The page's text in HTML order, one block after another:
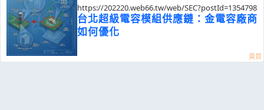
https://202220.web66.tw/web/SEC?postId=1354798
台北超級電容模組供應鏈：金電容廠商
如何優化